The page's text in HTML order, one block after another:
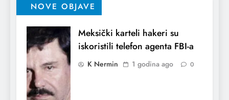
NOVE OBJAVE
Meksički karteli hakeri su
iskoristili telefon agenta FBI-a
K Nermin 1 godina ago 0